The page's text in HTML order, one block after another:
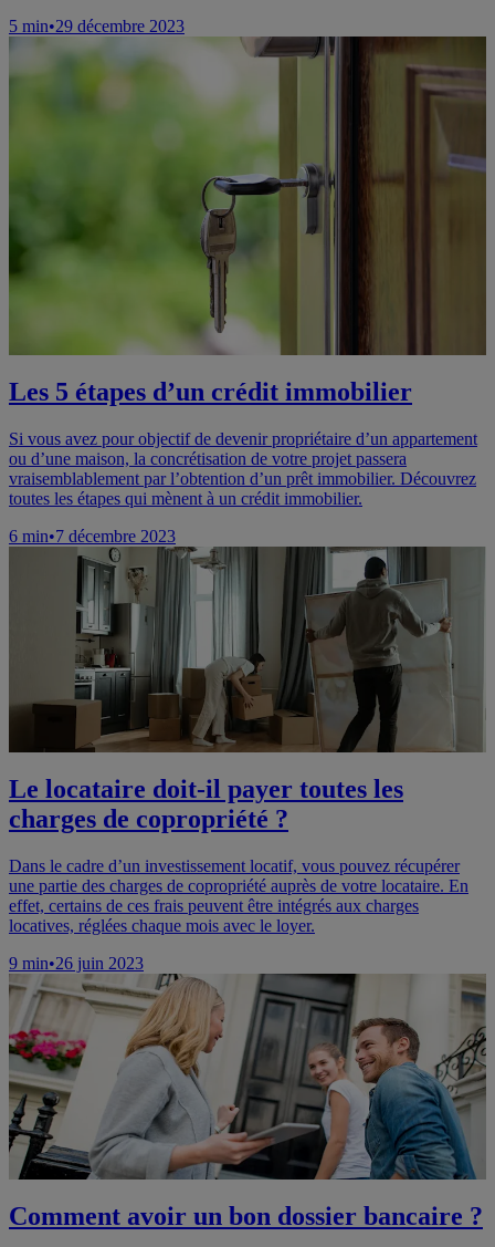
5 min•29 décembre 2023
Les 5 étapes d’un crédit immobilier
Si vous avez pour objectif de devenir propriétaire d’un appartement
ou d’une maison, la concrétisation de votre projet passera
vraisemblablement par l’obtention d’un prêt immobilier. Découvrez
toutes les étapes qui mènent à un crédit immobilier.
6 min•7 décembre 2023
Le locataire doit-il payer toutes les
charges de copropriété ?
Dans le cadre d’un investissement locatif, vous pouvez récupérer
une partie des charges de copropriété auprès de votre locataire. En
effet, certains de ces frais peuvent être intégrés aux charges
locatives, réglées chaque mois avec le loyer.
9 min•26 juin 2023
Comment avoir un bon dossier bancaire ?